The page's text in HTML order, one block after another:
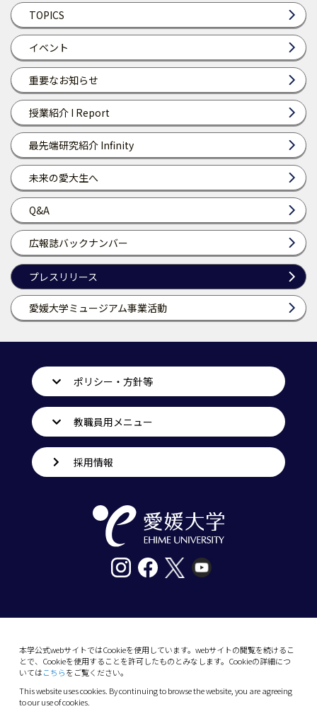
TOPICS
イベント
重要なお知らせ
授業紹介 I Report
最先端研究紹介 Infinity
未来の愛大生へ
Q&A
広報誌バックナンバー
プレスリリース
愛媛大学ミュージアム事業活動
本学公式webサイトではCookieを使用しています。webサイトの閲覧を続けるこ
とで、Cookieを使用することを許可したものとみなします。Cookieの詳細につ
いてはこちらをご覧ください。
This website uses cookies. By continuing to browse the website, you are agreeing
to our use of cookies.
ポリシー・方針等
教職員用メニュー
採用情報
10-13 Dogo-Himata, Matsuyama, Ehime 790-
Phone: +81 89-927-9000